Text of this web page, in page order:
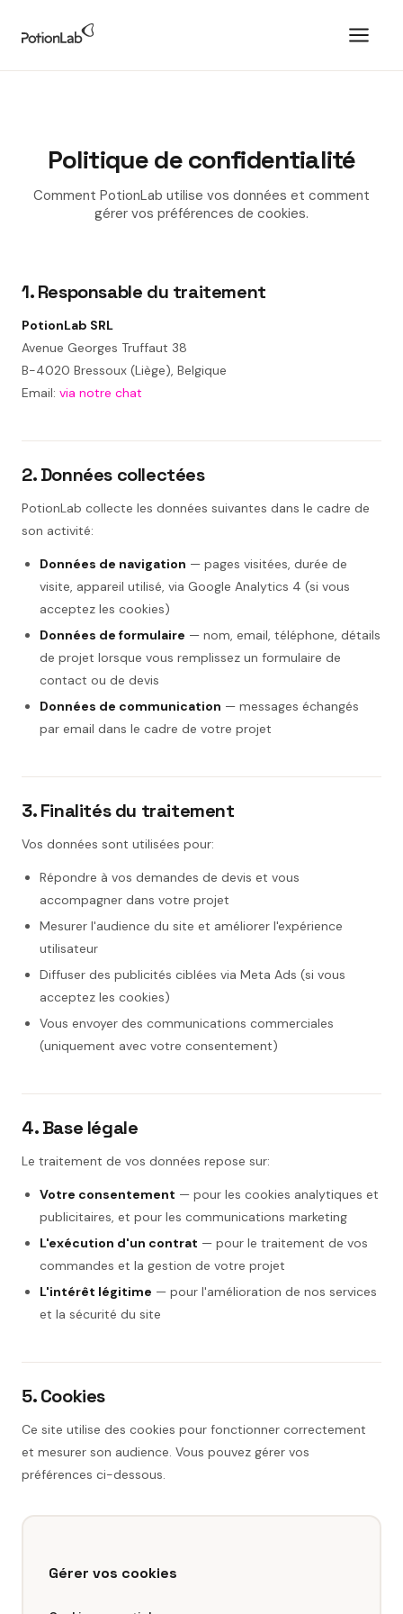
Politique de confidentialité
Comment PotionLab utilise vos données et comment
gérer vos préférences de cookies.
1. Responsable du traitement
PotionLab SRL
Avenue Georges Truffaut 38
B-4020 Bressoux (Liège), Belgique
Email: via notre chat
2. Données collectées
PotionLab collecte les données suivantes dans le cadre de
son activité:
Données de navigation — pages visitées, durée de
visite, appareil utilisé, via Google Analytics 4 (si vous
acceptez les cookies)
Données de formulaire — nom, email, téléphone, détails
de projet lorsque vous remplissez un formulaire de
contact ou de devis
Données de communication — messages échangés
par email dans le cadre de votre projet
3. Finalités du traitement
Vos données sont utilisées pour:
Répondre à vos demandes de devis et vous
accompagner dans votre projet
Mesurer l'audience du site et améliorer l'expérience
utilisateur
Diffuser des publicités ciblées via Meta Ads (si vous
acceptez les cookies)
Vous envoyer des communications commerciales
(uniquement avec votre consentement)
4. Base légale
Le traitement de vos données repose sur:
Votre consentement — pour les cookies analytiques et
publicitaires, et pour les communications marketing
L'exécution d'un contrat — pour le traitement de vos
commandes et la gestion de votre projet
L'intérêt légitime — pour l'amélioration de nos services
et la sécurité du site
5. Cookies
Ce site utilise des cookies pour fonctionner correctement
et mesurer son audience. Vous pouvez gérer vos
préférences ci-dessous.
Gérer vos cookies